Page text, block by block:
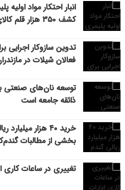
انبار احتکار مواد
کشف ۳۵۰ هزار قلم کالای یکبارمصرف
تدوین سازوکار اجرایی
فعالان شیلات در
توسعه نان‌های صنعتی
ذائقه جامعه است
خرید ۴۰ هزار
بخشی از مطالبات
تغییری در ساعات کاری